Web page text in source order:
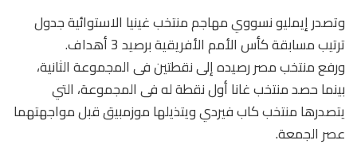
وتصدر إيمليو نسووي مهاجم منتخب غينيا الاستوائية جدول
ترتيب مسابقة كأس الأمم الأفريقية برصيد 3 أهداف.
ورفع منتخب مصر رصيده إلى نقطتين فى المجموعة الثانية،
بينما حصد منتخب غانا أول نقطة له فى المجموعة، التي
يتصدرها منتخب كاب فيردي ويتذيلها موزمبيق قبل مواجهتهما
عصر الجمعة.